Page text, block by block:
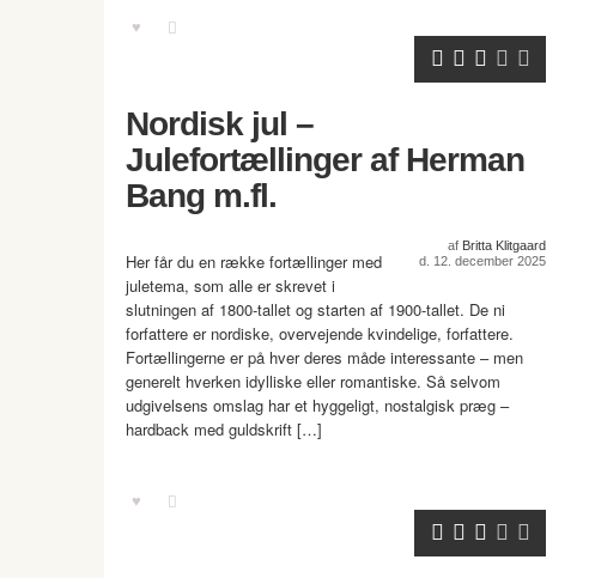
Nordisk jul –
Julefortællinger af Herman
Bang m.fl.
af Britta Klitgaard
d. 12. december 2025
Her får du en række fortællinger med
juletema, som alle er skrevet i
slutningen af 1800-tallet og starten af 1900-tallet. De ni
forfattere er nordiske, overvejende kvindelige, forfattere.
Fortællingerne er på hver deres måde interessante – men
generelt hverken idylliske eller romantiske. Så selvom
udgivelsens omslag har et hyggeligt, nostalgisk præg –
hardback med guldskrift […]